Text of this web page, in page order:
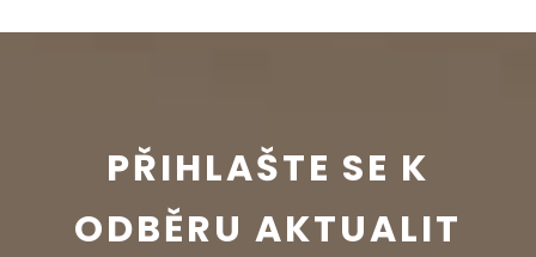
PŘIHLAŠTE SE K
ODBĚRU AKTUALIT